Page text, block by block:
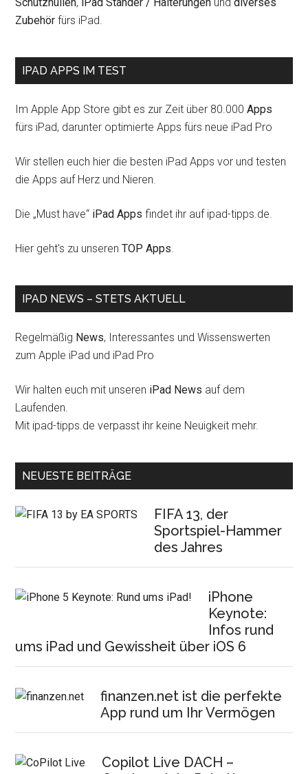
Zubehör fürs iPad.
IPAD APPS IM TEST
Im Apple App Store gibt es zur Zeit über 80.000Apps
fürs iPad, darunter optimierte Apps fürs neue iPad Pro
Wir stellen euch hier die besten iPad Apps vor und testen
die Apps auf Herz und Nieren.
Die „Must have“ iPad Apps findet ihr auf ipad-tipps.de.
Hier geht's zu unserenTOP Apps.
IPAD NEWS – STETS AKTUELL
Regelmäßig News, Interessantes und Wissenswerten
zum Apple iPad und iPad Pro
Wir halten euch mit unseren iPad News auf dem
Laufenden.
Mit ipad-tipps.de verpasst ihr keine Neuigkeit mehr.
NEUESTE BEITRÄGE
FIFA 13, der
Sportspiel-Hammer
des Jahres
iPhone
Keynote:
Infos rund
ums iPad und Gewissheit über iOS 6
finanzen.net ist die perfekte
App rund um Ihr Vermögen
Copilot Live DACH –